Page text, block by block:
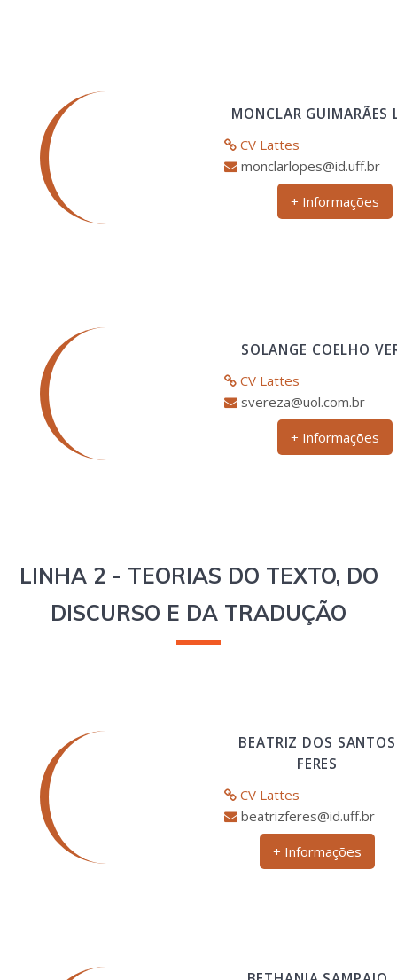
MONCLAR GUIMARÃES
CV Lattes
monclarlopes@id.uff.br
+ Informações
SOLANGE COELHO
CV Lattes
svereza@uol.com.br
+ Informações
LINHA 2 - TEORIAS DO TEXTO, DO
DISCURSO E DA TRADUÇÃO
BEATRIZ DOS SANTOS
FERES
CV Lattes
beatrizferes@id.uff.br
+ Informações